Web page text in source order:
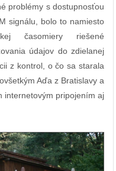
problémy s dostupnosťou
signálu, bolo to namiesto
časomiery riešené
údajov do zdielanej
z kontrol, o čo sa starala
Aďa z Bratislavy a
internetovým pripojením aj